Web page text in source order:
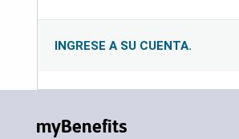
INGRESE A SU CUENTA.
myBenefits